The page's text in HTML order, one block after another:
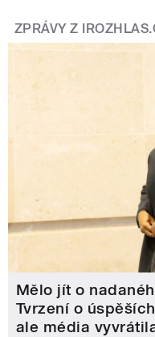
ZPRÁVY Z
Mělo jít o
Tvrzení o
ale média